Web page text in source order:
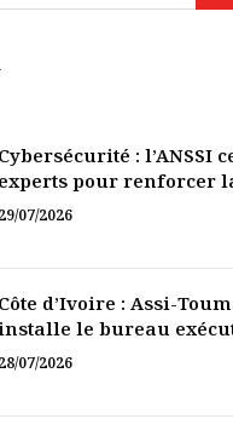
Cybersécurité : l’ANSSI
experts pour renforcer
numérique de la Côte
29/07/2026
Côte d’Ivoire : Assi-
le bureau
mutuelle de
28/07/2026